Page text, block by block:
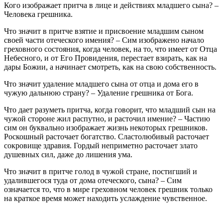
Кого изображает притча в лице и действиях младшего сына? –
Человека грешника.
Что значит в притче взятие и присвоение младшим сыном
своей части отеческого имения? – Сим изображено начало
греховного состояния, когда человек, на то, что имеет от Отца
Небесного, и от Его Провидения, перестает взирать, как на
дары Божии, а начинает смотреть, как на свою собственность.
Что значит удаление младшего сына от отца и дома его в
чужую дальнюю страну? – Удаление грешника от Бога.
Что дает разуметь притча, когда говорит, что младший сын на
чужой стороне жил распутно, и расточил имение? – Частию
сим он буквально изображает жизнь некоторых грешников.
Роскошный расточает богатство. Сластолюбивый расточает
сокровище здравия. Гордый неприметно расточает злато
душевных сил, даже до лишения ума.
Что значит в притче голод в чужой стране, постигший и
удалившегося туда от дома отеческого, сына? – Сим
означается то, что в мире греховном человек грешник только
на краткое время может находить услаждение чувственное.